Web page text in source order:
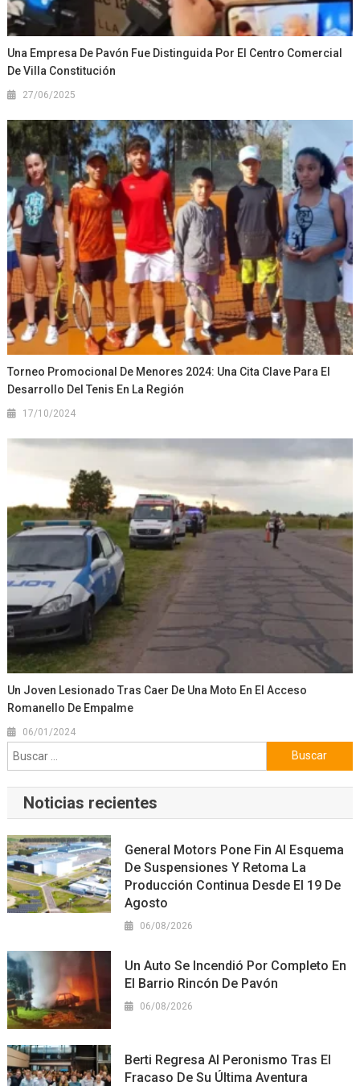
Una Empresa De Pavón Fue Distinguida Por El Centro Comercial
De Villa Constitución
27/06/2025
Torneo Promocional De Menores 2024: Una Cita Clave Para El
Desarrollo Del Tenis En La Región
17/10/2024
Un Joven Lesionado Tras Caer De Una Moto En El Acceso
Romanello De Empalme
06/01/2024
Buscar:
Noticias recientes
General Motors Pone Fin Al Esquema
De Suspensiones Y Retoma La
Producción Continua Desde El 19 De
Agosto
06/08/2026
Un Auto Se Incendió Por Completo En
El Barrio Rincón De Pavón
06/08/2026
Berti Regresa Al Peronismo Tras El
Fracaso De Su Última Aventura